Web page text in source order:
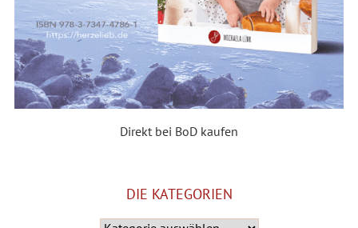
Direkt bei BoD kaufen
DIE KATEGORIEN